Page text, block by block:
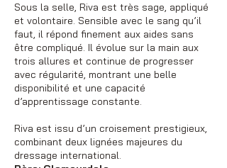
Sous la selle, Riva est très sage, appliqué
et volontaire. Sensible avec le sang qu’il
faut, il répond finement aux aides sans
être compliqué. Il évolue sur la main aux
trois allures et continue de progresser
avec régularité, montrant une belle
disponibilité et une capacité
d’apprentissage constante.
Riva est issu d’un croisement prestigieux,
combinant deux lignées majeures du
dressage international.